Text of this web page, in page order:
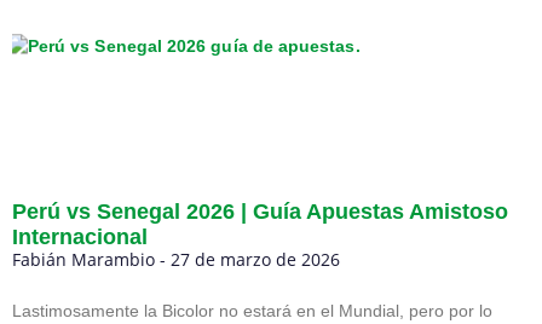
Perú vs Senegal 2026 | Guía Apuestas Amistoso
Internacional
Fabián Marambio 27 de marzo de 2026
Lastimosamente la Bicolor no estará en el Mundial, pero por lo